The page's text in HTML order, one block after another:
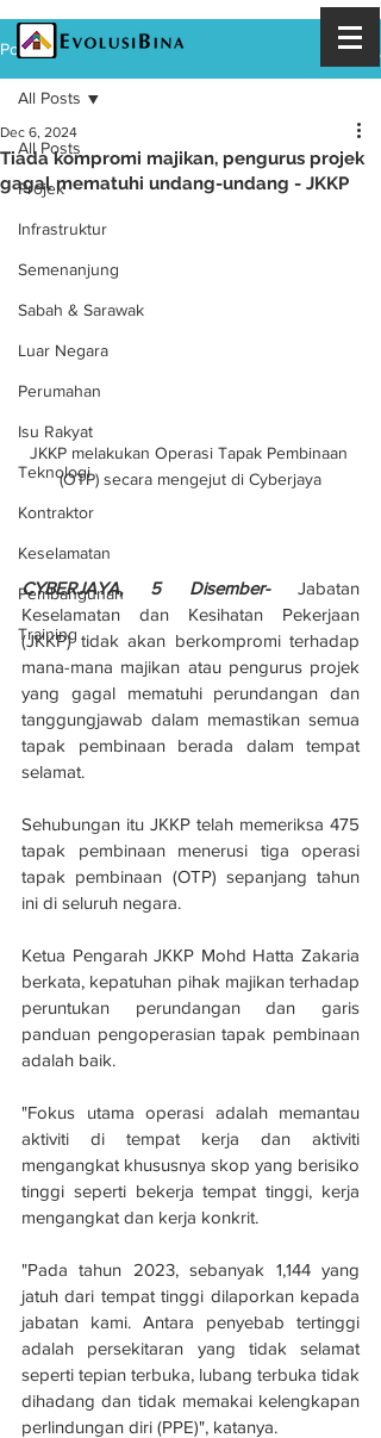
Post
All Posts
Projek
Infrastruktur
Semenanjung
Sabah & Sarawak
Luar Negara
Perumahan
Isu Rakyat
Teknologi
Kontraktor
Keselamatan
Pembangunan
Training
All Posts
Tiada kompromi majikan, pengurus projek
gagal mematuhi undang-undang - JKKP
Dec 6, 2024
JKKP melakukan Operasi Tapak Pembinaan
(OTP) secara mengejut di Cyberjaya
CYBERJAYA, 5 Disember- Jabatan
Keselamatan dan Kesihatan Pekerjaan
(JKKP) tidak akan berkompromi terhadap
mana-mana majikan atau pengurus projek
yang gagal mematuhi perundangan dan
tanggungjawab dalam memastikan semua
tapak pembinaan berada dalam tempat
selamat.
Sehubungan itu JKKP telah memeriksa 475
tapak pembinaan menerusi tiga operasi
tapak pembinaan (OTP) sepanjang tahun
ini di seluruh negara.
Ketua Pengarah JKKP Mohd Hatta Zakaria
berkata, kepatuhan pihak majikan terhadap
peruntukan perundangan dan garis
panduan pengoperasian tapak pembinaan
adalah baik.
"Fokus utama operasi adalah memantau
aktiviti di tempat kerja dan aktiviti
mengangkat khususnya skop yang berisiko
tinggi seperti bekerja tempat tinggi, kerja
mengangkat dan kerja konkrit.
"Pada tahun 2023, sebanyak 1,144 yang
jatuh dari tempat tinggi dilaporkan kepada
jabatan kami. Antara penyebab tertinggi
adalah persekitaran yang tidak selamat
seperti tepian terbuka, lubang terbuka tidak
dihadang dan tidak memakai kelengkapan
perlindungan diri (PPE)", katanya.